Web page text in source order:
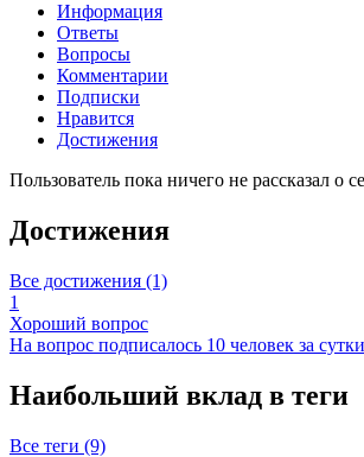
Информация
Ответы
Вопросы
Комментарии
Подписки
Нравится
Достижения
Пользователь пока ничего не рассказал о
Достижения
Все достижения (1)
1
Хороший вопрос
На вопрос подписалось 10 человек за сутки
Наибольший вклад в теги
Все теги (9)